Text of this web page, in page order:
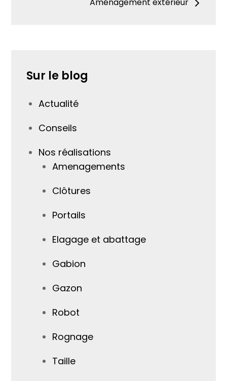
Aménagement extérieur
Sur le blog
Actualité
Conseils
Nos réalisations
Amenagements
Clôtures
Portails
Elagage et abattage
Gabion
Gazon
Robot
Rognage
Taille